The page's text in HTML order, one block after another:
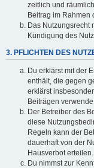
zeitlich und
Beitrag im Rahmen
Das Nutzungsrecht
Kündigung des
3. PFLICHTEN DES
Du erklärst mit der
enthält, die gegen
erklärst
Beiträgen
Der Betreiber des
diese
Regeln kann der
dauerhaft von der
Hausverbot erteilen.
Du nimmst zur